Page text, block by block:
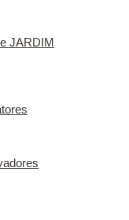
JARDIM